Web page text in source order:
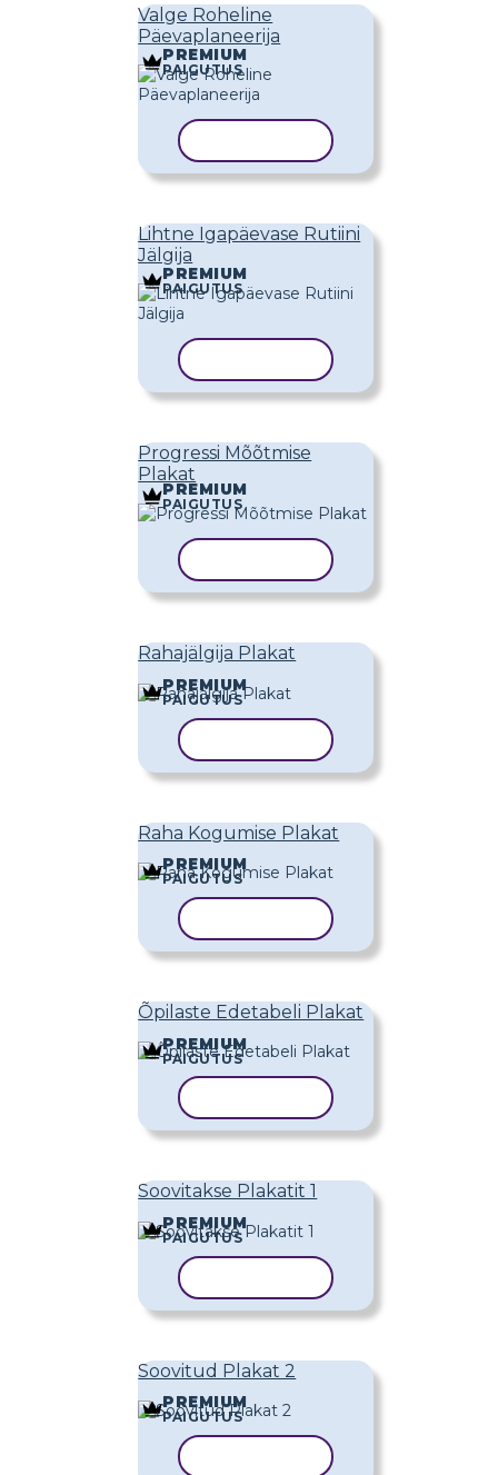
Valge Roheline
Päevaplaneerija
PREMIUM
PAIGUTUS
Lihtne Igapäevase Rutiini
Jälgija
PREMIUM
PAIGUTUS
Progressi Mõõtmise
Plakat
PREMIUM
PAIGUTUS
Rahajälgija Plakat
PREMIUM
PAIGUTUS
Raha Kogumise Plakat
PREMIUM
PAIGUTUS
Õpilaste Edetabeli Plakat
PREMIUM
PAIGUTUS
Soovitakse Plakatit 1
PREMIUM
PAIGUTUS
Soovitud Plakat 2
PREMIUM
PAIGUTUS